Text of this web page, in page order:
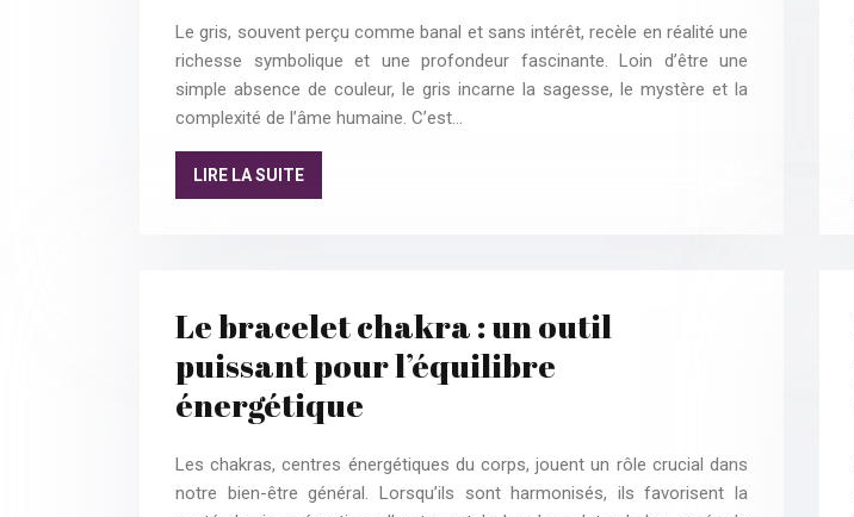
Le gris, souvent perçu comme banal et sans intérêt, recèle en réalité une
richesse symbolique et une profondeur fascinante. Loin d’être une
simple absence de couleur, le gris incarne la sagesse, le mystère et la
complexité de l’âme humaine. C’est…
LIRE LA SUITE
Le bracelet chakra : un outil
puissant pour l’équilibre
énergétique
Les chakras, centres énergétiques du corps, jouent un rôle crucial dans
notre bien-être général. Lorsqu’ils sont harmonisés, ils favorisent la